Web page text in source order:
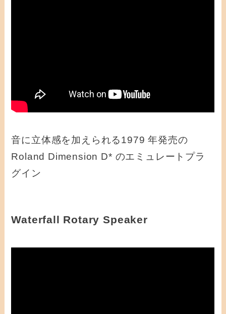
音に立体感を加えられる1979 年発売の
Roland Dimension D* のエミュレートプラ
グイン
Waterfall Rotary Speaker